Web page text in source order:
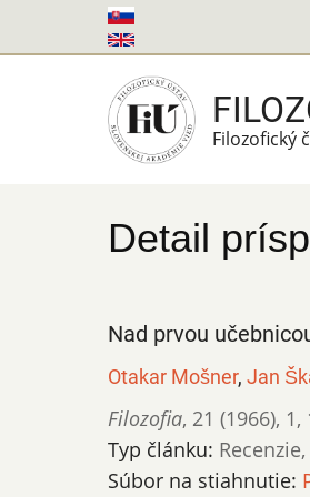
na
Filozofický
Detail
Nad prvou
Otakar Mošner, Jan
Filozofia, 21 (1966), 1,
Typ článku:
Súbor na stiahnutie: